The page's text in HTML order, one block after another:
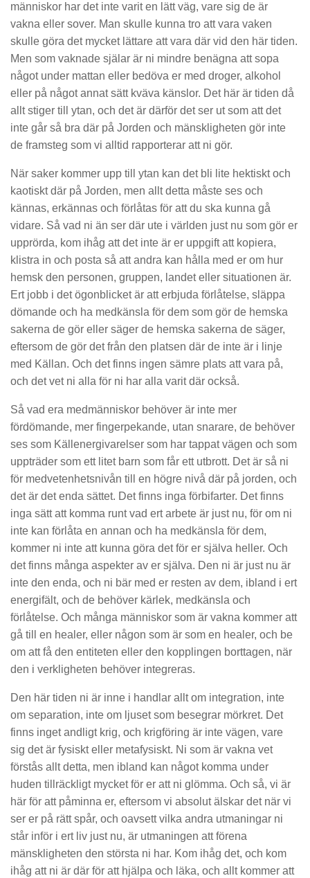
människor har det inte varit en lätt väg, vare sig de är
vakna eller sover. Man skulle kunna tro att vara vaken
skulle göra det mycket lättare att vara där vid den här tiden.
Men som vaknade själar är ni mindre benägna att sopa
något under mattan eller bedöva er med droger, alkohol
eller på något annat sätt kväva känslor. Det här är tiden då
allt stiger till ytan, och det är därför det ser ut som att det
inte går så bra där på Jorden och mänskligheten gör inte
de framsteg som vi alltid rapporterar att ni gör.
När saker kommer upp till ytan kan det bli lite hektiskt och
kaotiskt där på Jorden, men allt detta måste ses och
kännas, erkännas och förlåtas för att du ska kunna gå
vidare. Så vad ni än ser där ute i världen just nu som gör er
upprörda, kom ihåg att det inte är er uppgift att kopiera,
klistra in och posta så att andra kan hålla med er om hur
hemsk den personen, gruppen, landet eller situationen är.
Ert jobb i det ögonblicket är att erbjuda förlåtelse, släppa
dömande och ha medkänsla för dem som gör de hemska
sakerna de gör eller säger de hemska sakerna de säger,
eftersom de gör det från den platsen där de inte är i linje
med Källan. Och det finns ingen sämre plats att vara på,
och det vet ni alla för ni har alla varit där också.
Så vad era medmänniskor behöver är inte mer
fördömande, mer fingerpekande, utan snarare, de behöver
ses som Källenergivarelser som har tappat vägen och som
uppträder som ett litet barn som får ett utbrott. Det är så ni
för medvetenhetsnivån till en högre nivå där på jorden, och
det är det enda sättet. Det finns inga förbifarter. Det finns
inga sätt att komma runt vad ert arbete är just nu, för om ni
inte kan förlåta en annan och ha medkänsla för dem,
kommer ni inte att kunna göra det för er själva heller. Och
det finns många aspekter av er själva. Den ni är just nu är
inte den enda, och ni bär med er resten av dem, ibland i ert
energifält, och de behöver kärlek, medkänsla och
förlåtelse. Och många människor som är vakna kommer att
gå till en healer, eller någon som är som en healer, och be
om att få den entiteten eller den kopplingen borttagen, när
den i verkligheten behöver integreras.
Den här tiden ni är inne i handlar allt om integration, inte
om separation, inte om ljuset som besegrar mörkret. Det
finns inget andligt krig, och krigföring är inte vägen, vare
sig det är fysiskt eller metafysiskt. Ni som är vakna vet
förstås allt detta, men ibland kan något komma under
huden tillräckligt mycket för er att ni glömma. Och så, vi är
här för att påminna er, eftersom vi absolut älskar det när vi
ser er på rätt spår, och oavsett vilka andra utmaningar ni
står inför i ert liv just nu, är utmaningen att förena
mänskligheten den största ni har. Kom ihåg det, och kom
ihåg att ni är där för att hjälpa och läka, och allt kommer att